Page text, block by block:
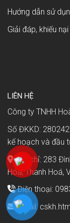
Hướng dẫn sử
Giải đáp, khiếu nại
LIÊN HỆ
Công ty TNHH
Số ĐKKD:
kế hoạch và đầu
Địa chỉ: 283
Hóa, Thanh Hoá,
Điện thoại:
Email: